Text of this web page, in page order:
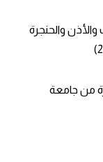
والحنجرة
من جامعة